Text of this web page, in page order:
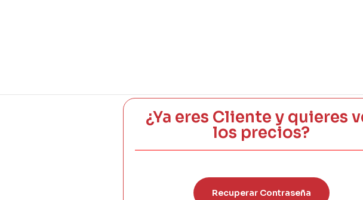
¿Ya eres Cliente y quieres
los precios?
Recuperar Contraseña